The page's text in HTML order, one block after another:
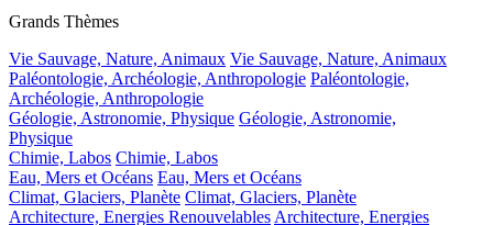
Grands Thèmes
Vie Sauvage, Nature, Animaux Vie Sauvage, Nature, Animaux
Paléontologie, Archéologie, Anthropologie Paléontologie,
Archéologie, Anthropologie
Géologie, Astronomie, Physique Géologie, Astronomie,
Physique
Chimie, Labos Chimie, Labos
Eau, Mers et Océans Eau, Mers et Océans
Climat, Glaciers, Planète Climat, Glaciers, Planète
Architecture, Energies Renouvelables Architecture, Energies